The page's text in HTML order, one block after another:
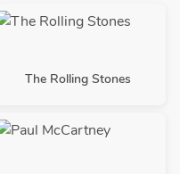
The Rolling Stones